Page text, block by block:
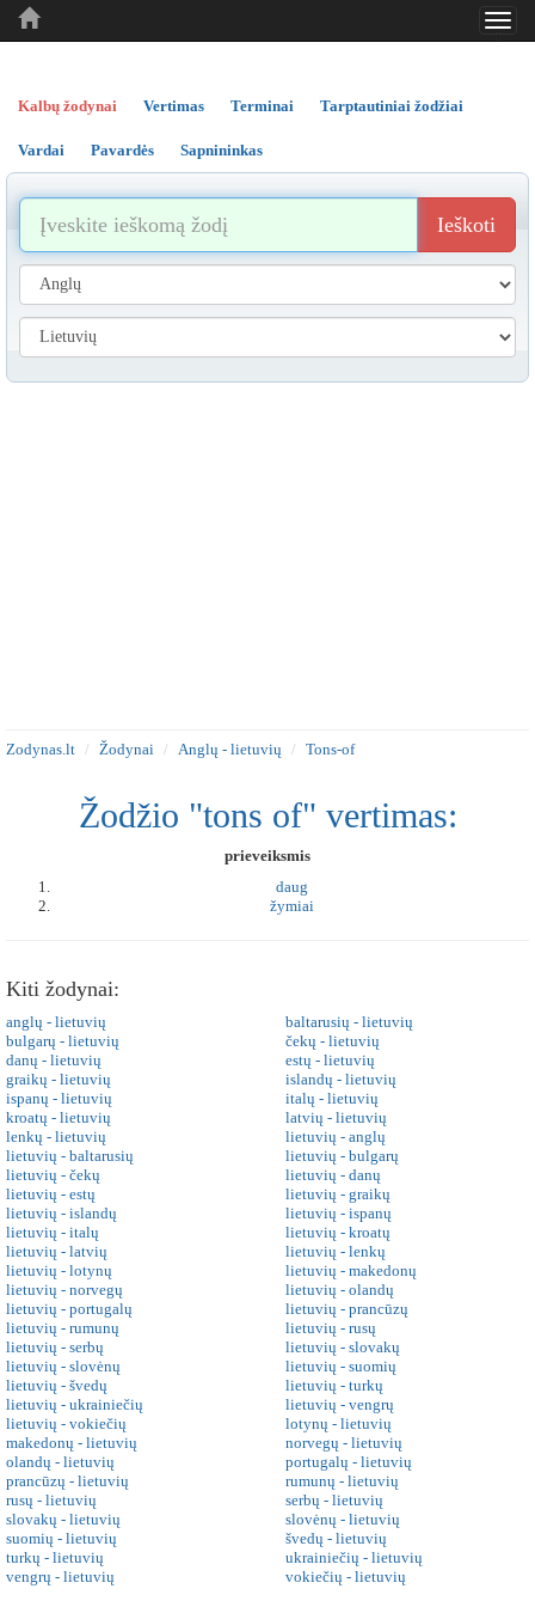
..
..
Kalbų žodynai Vertimas Terminai Tarptautiniai žodžiai
Vardai Pavardės Sapnininkas
Ieškoti
Zodynas.lt Žodynai Anglų - lietuvių Tons-of
Žodžio "tons of" vertimas:
prieveiksmis
daug
žymiai
Kiti žodynai:
anglų - lietuvių
baltarusių - lietuvių
bulgarų - lietuvių
čekų - lietuvių
danų - lietuvių
estų - lietuvių
graikų - lietuvių
islandų - lietuvių
ispanų - lietuvių
italų - lietuvių
kroatų - lietuvių
latvių - lietuvių
lenkų - lietuvių
lietuvių - anglų
lietuvių - baltarusių
lietuvių - bulgarų
lietuvių - čekų
lietuvių - danų
lietuvių - estų
lietuvių - graikų
lietuvių - islandų
lietuvių - ispanų
lietuvių - italų
lietuvių - kroatų
lietuvių - latvių
lietuvių - lenkų
lietuvių - lotynų
lietuvių - makedonų
lietuvių - norvegų
lietuvių - olandų
lietuvių - portugalų
lietuvių - prancūzų
lietuvių - rumunų
lietuvių - rusų
lietuvių - serbų
lietuvių - slovakų
lietuvių - slovėnų
lietuvių - suomių
lietuvių - švedų
lietuvių - turkų
lietuvių - ukrainiečių
lietuvių - vengrų
lietuvių - vokiečių
lotynų - lietuvių
makedonų - lietuvių
norvegų - lietuvių
olandų - lietuvių
portugalų - lietuvių
prancūzų - lietuvių
rumunų - lietuvių
rusų - lietuvių
serbų - lietuvių
slovakų - lietuvių
slovėnų - lietuvių
suomių - lietuvių
švedų - lietuvių
turkų - lietuvių
ukrainiečių - lietuvių
vengrų - lietuvių
vokiečių - lietuvių